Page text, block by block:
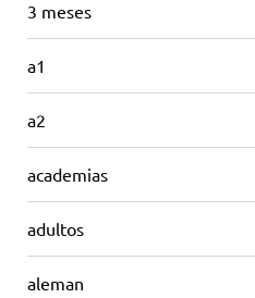
3 meses
a1
a2
academias
adultos
aleman